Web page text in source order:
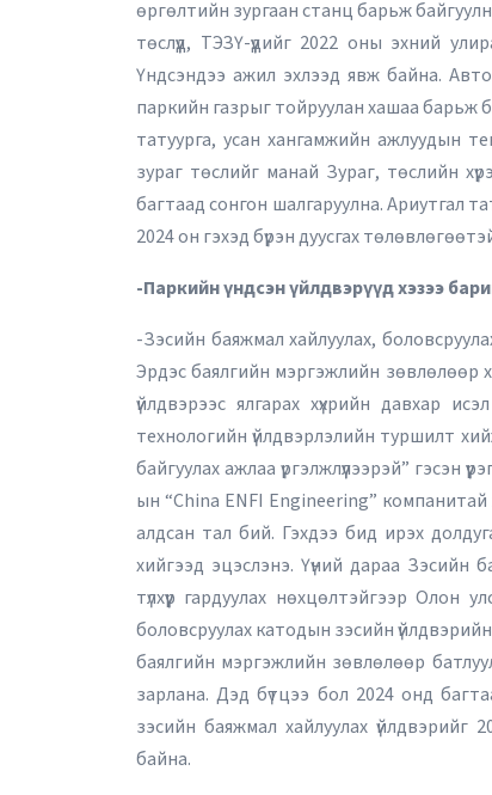
өргөлтийн зургаан станц барьж
төслүүд, ТЭЗҮ-үүдийг 2022 оны эхний
Үндсэндээ ажил эхлээд явж байна.
паркийн газрыг тойруулан хашаа барьж
татуурга, усан хангамжийн ажлуудын
зураг төслийг манай Зураг, төслийн
багтаад сонгон шалгаруулна. Ариутгал
2024 он гэхэд бүрэн дуусгах
-Паркийн үндсэн үйлдвэрүүд хэзээ
-Зэсийн баяжмал хайлуулах,
Эрдэс баялгийн мэргэжлийн зөвлөлөөр
үйлдвэрээс ялгарах хүхрийн давхар
технологийн үйлдвэрлэлийн туршилт
байгуулах ажлаа үргэлжлүүлээрэй”
ын “China ENFI Engineering” компанитай
алдсан тал бий. Гэхдээ бид ирэх
хийгээд эцэслэнэ. Үүний дараа Зэсийн
түлхүүр гардуулах нөхцөлтэйгээр
боловсруулах катодын зэсийн
баялгийн мэргэжлийн зөвлөлөөр
зарлана. Дэд бүтцээ бол 2024 онд
зэсийн баяжмал хайлуулах
байна.